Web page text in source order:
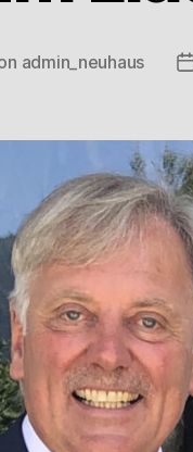
admin_neuhaus